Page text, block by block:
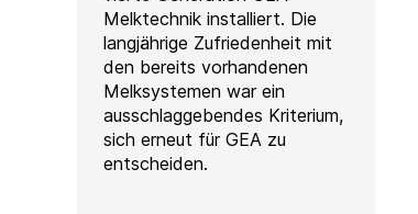
Melktechnik installiert. Die
langjährige Zufriedenheit mit
den bereits vorhandenen
Melksystemen war ein
ausschlaggebendes Kriterium,
sich erneut für GEA zu
entscheiden.